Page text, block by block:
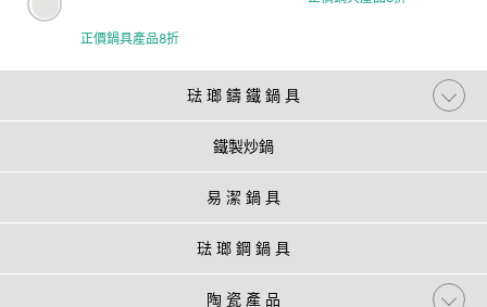
正價鍋具產品8折
琺 瑯 鑄 鐵 鍋 具
鐵製炒鍋
易 潔 鍋 具
琺 瑯 鋼 鍋 具
陶 瓷 產 品